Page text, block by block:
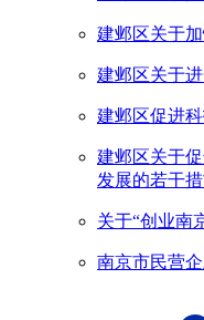
建邺区关于
建邺区关于
建邺区促进
建邺区关于
发展的若干
关于“创业南
南京市民营